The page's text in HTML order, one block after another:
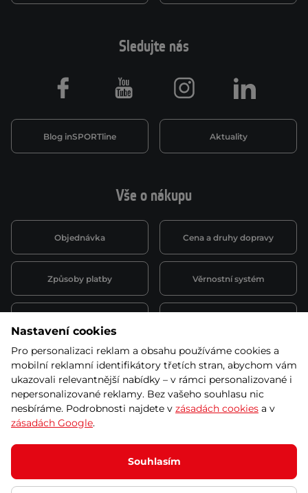
Vše o nákupu
Objednávka Cena a druhy dopravy
Způsoby platby Věrnostní systém
Půjčovna
obchodní podmínky
Kariéra
Sledujte nás
Blog inSPORTline Aktuality
Facebook Youtube Instagram LinkedIn
© 2026 SEVEN SPORT s.r.o Všechna práva vyhrazena
Podle zákona o evidenci tržeb je prodávající povinen vystavit
kupujícímu účtenku.
Zároveň je povinen zaevidovat přijatou tržbu u správce daně online; v
Nastavení cookies
Pro personalizaci reklam a obsahu používáme cookies a
mobilní reklamní identifikátory třetích stran, abychom vám
ukazovali relevantnější nabídky – v rámci personalizované i
nepersonalizované reklamy. Bez vašeho souhlasu nic
nesbíráme. Podrobnosti najdete v zásadách cookies a v
zásadách Google.
Souhlasím